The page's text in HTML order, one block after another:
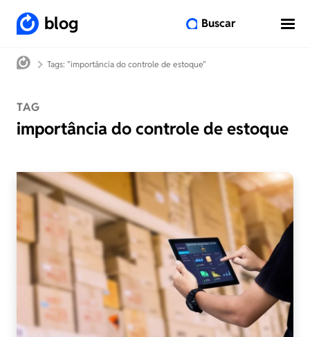
blog Buscar
Tags: "importância do controle de estoque"
TAG
importância do controle de estoque